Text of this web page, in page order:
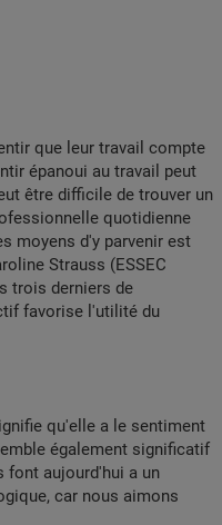
que leur travail compte
épanoui au travail peut
être difficile de trouver un
quotidienne
moyens d'y parvenir est
Strauss (ESSEC
trois derniers de
favorise l'utilité du
qu'elle a le sentiment
également significatif
font aujourd'hui a un
car nous aimons